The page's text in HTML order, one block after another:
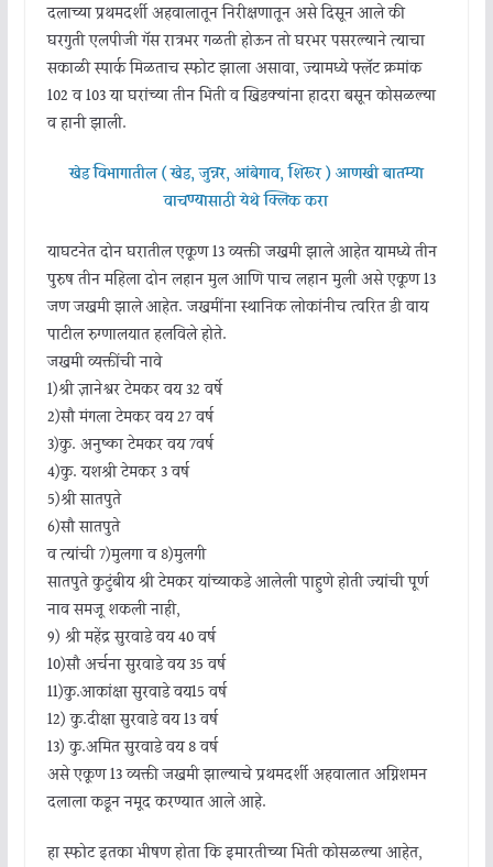
दलाच्या प्रथमदर्शी अहवालातून निरीक्षणातून असे दिसून आले की
घरगुती एलपीजी गॅस रात्रभर गळती होऊन तो घरभर पसरल्याने त्याचा
सकाळी स्पार्क मिळताच स्फोट झाला असावा, ज्यामध्ये फ्लॅट क्रमांक
102 व 103 या घरांच्या तीन भिंती व खिडक्यांना हादरा बसून कोसळल्या
व हानी झाली.
खेड विभागातील ( खेड, जुन्नर, आंबेगाव, शिरूर ) आणखी बातम्या
वाचण्यासाठी येथे क्लिक करा
याघटनेत दोन घरातील एकूण 13 व्यक्ती जखमी झाले आहेत यामध्ये तीन
पुरुष तीन महिला दोन लहान मुल आणि पाच लहान मुली असे एकूण 13
जण जखमी झाले आहेत. जखमींना स्थानिक लोकांनीच त्वरित डी वाय
पाटील रुग्णालयात हलविले होते.
जखमी व्यक्तींची नावे
1)श्री ज्ञानेश्वर टेमकर वय 32 वर्षे
2)सौ मंगला टेमकर वय 27 वर्ष
3)कु. अनुष्का टेमकर वय 7वर्ष
4)कु. यशश्री टेमकर 3 वर्ष
5)श्री सातपुते
6)सौ सातपुते
व त्यांची 7)मुलगा व 8)मुलगी
सातपुते कुटुंबीय श्री टेमकर यांच्याकडे आलेली पाहुणे होती ज्यांची पूर्ण
नाव समजू शकली नाही,
9) श्री महेंद्र सुरवाडे वय 40 वर्ष
10)सौ अर्चना सुरवाडे वय 35 वर्ष
11)कु.आकांक्षा सुरवाडे वय15 वर्ष
12) कु.दीक्षा सुरवाडे वय 13 वर्ष
13) कु.अमित सुरवाडे वय 8 वर्ष
असे एकूण 13 व्यक्ती जखमी झाल्याचे प्रथमदर्शी अहवालात अग्निशमन
दलाला कडून नमूद करण्यात आले आहे.
हा स्फोट इतका भीषण होता कि इमारतीच्या भिंती कोसळल्या आहेत,